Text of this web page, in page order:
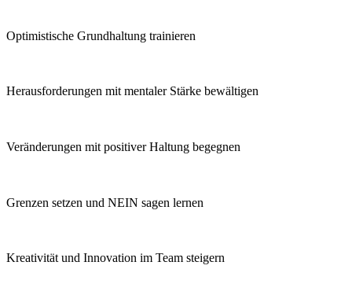
Optimistische Grundhaltung trainieren
Herausforderungen mit mentaler Stärke bewältigen
Veränderungen mit positiver Haltung begegnen
Grenzen setzen und NEIN sagen lernen
Kreativität und Innovation im Team steigern